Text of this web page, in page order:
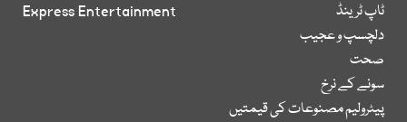
ٹاپ ٹرینڈ
دلچسپ و عجیب
صحت
سونے کے نرخ
پیٹرولیم مصنوعات کی قیمتیں
Express Entertainment